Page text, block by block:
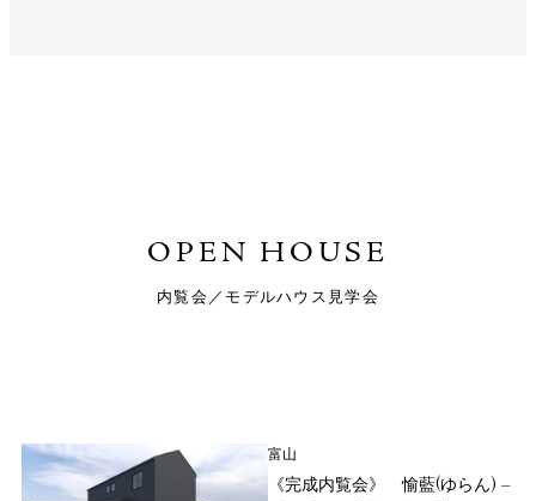
OPEN HOUSE
内覧会／モデルハウス見学会
富山
《完成内覧会》 愉藍(ゆらん) –